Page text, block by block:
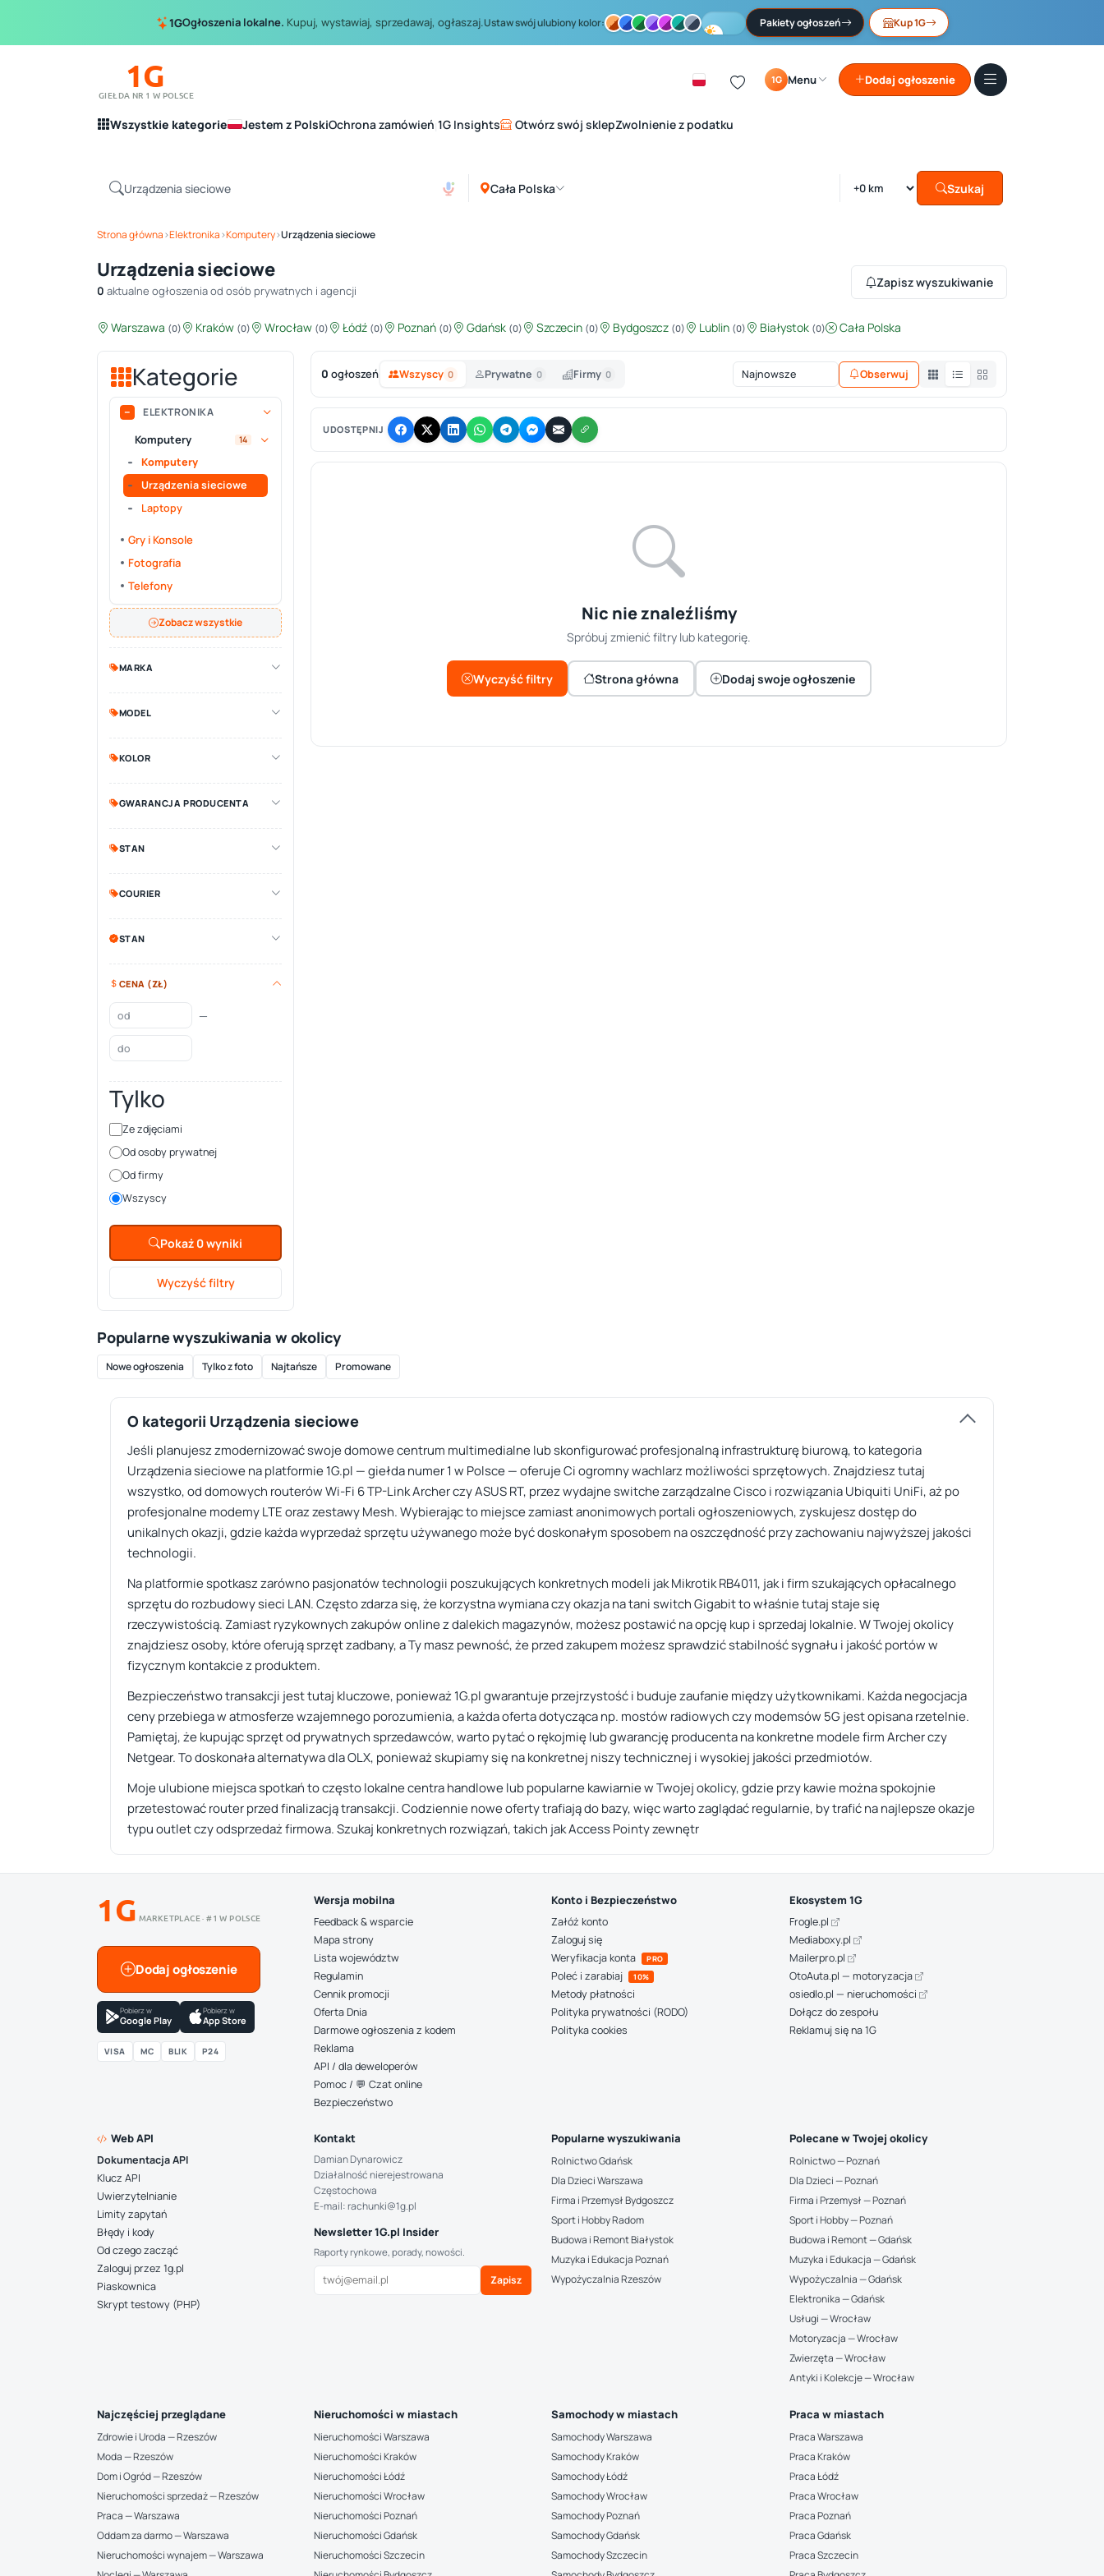
1GOgłoszenia lokalne. Kupuj, wystawiaj, sprzedawaj, ogłaszaj.Ustaw swój ulubiony kolor: Pakiety ogłoszeń Kup 1G
1G
GIEŁDA NR 1 W POLSCE
1G Menu Dodaj ogłoszenie
Wszystkie kategorie Jestem z PolskiOchrona zamówień 1G Insights Otwórz swój sklepZwolnienie z podatku
Cała Polska Szukaj
Strona główna›Elektronika›Komputery›Urządzenia sieciowe
Urządzenia sieciowe
0 aktualne ogłoszenia od osób prywatnych i agencji
Zapisz wyszukiwanie
Warszawa (0) Kraków (0) Wrocław (0) Łódź (0) Poznań (0) Gdańsk (0) Szczecin (0) Bydgoszcz (0) Lublin (0) Białystok (0) Cała Polska
Kategorie
ELEKTRONIKA
Komputery 14
Komputery
Urządzenia sieciowe
Laptopy
Gry i Konsole
Fotografia
Telefony
Zobacz wszystkie
MARKA
MODEL
KOLOR
GWARANCJA PRODUCENTA
STAN
COURIER
STAN
CENA (ZŁ)
—
Tylko
Ze zdjęciami
Od osoby prywatnej
Od firmy
Wszyscy
Pokaż 0 wyniki
Wyczyść filtry
0 ogłoszeń Wszyscy 0 Prywatne 0 Firmy 0 Obserwuj
UDOSTĘPNIJ
Nic nie znaleźliśmy
Spróbuj zmienić filtry lub kategorię.
Wyczyść filtry Strona główna Dodaj swoje ogłoszenie
Popularne wyszukiwania w okolicy
Nowe ogłoszenia Tylko z foto Najtańsze Promowane
O kategorii Urządzenia sieciowe
Jeśli planujesz zmodernizować swoje domowe centrum multimedialne lub skonfigurować profesjonalną infrastrukturę biurową, to kategoria
Urządzenia sieciowe na platformie 1G.pl — giełda numer 1 w Polsce — oferuje Ci ogromny wachlarz możliwości sprzętowych. Znajdziesz tutaj
wszystko, od domowych routerów Wi-Fi 6 TP-Link Archer czy ASUS RT, przez wydajne switche zarządzalne Cisco i rozwiązania Ubiquiti UniFi, aż po
profesjonalne modemy LTE oraz zestawy Mesh. Wybierając to miejsce zamiast anonimowych portali ogłoszeniowych, zyskujesz dostęp do
unikalnych okazji, gdzie każda wyprzedaż sprzętu używanego może być doskonałym sposobem na oszczędność przy zachowaniu najwyższej jakości
technologii.
Na platformie spotkasz zarówno pasjonatów technologii poszukujących konkretnych modeli jak Mikrotik RB4011, jak i firm szukających opłacalnego
sprzętu do rozbudowy sieci LAN. Często zdarza się, że korzystna wymiana czy okazja na tani switch Gigabit to właśnie tutaj staje się
rzeczywistością. Zamiast ryzykownych zakupów online z dalekich magazynów, możesz postawić na opcję kup i sprzedaj lokalnie. W Twojej okolicy
znajdziesz osoby, które oferują sprzęt zadbany, a Ty masz pewność, że przed zakupem możesz sprawdzić stabilność sygnału i jakość portów w
fizycznym kontakcie z produktem.
Bezpieczeństwo transakcji jest tutaj kluczowe, ponieważ 1G.pl gwarantuje przejrzystość i buduje zaufanie między użytkownikami. Każda negocjacja
ceny przebiega w atmosferze wzajemnego porozumienia, a każda oferta dotycząca np. mostów radiowych czy modemsów 5G jest opisana rzetelnie.
Pamiętaj, że kupując sprzęt od prywatnych sprzedawców, warto pytać o rękojmię lub gwarancję producenta na konkretne modele firm Archer czy
Netgear. To doskonała alternatywa dla OLX, ponieważ skupiamy się na konkretnej niszy technicznej i wysokiej jakości przedmiotów.
Moje ulubione miejsca spotkań to często lokalne centra handlowe lub popularne kawiarnie w Twojej okolicy, gdzie przy kawie można spokojnie
przetestować router przed finalizacją transakcji. Codziennie nowe oferty trafiają do bazy, więc warto zaglądać regularnie, by trafić na najlepsze okazje
typu outlet czy odsprzedaż firmowa. Szukaj konkretnych rozwiązań, takich jak Access Pointy zewnętr
1G MARKETPLACE · #1 W POLSCE
Dodaj ogłoszenie
Pobierz w
Google Play
Pobierz w
App Store
VISA MC BLIK P24
Wersja mobilna
Feedback & wsparcie
Mapa strony
Lista województw
Regulamin
Cennik promocji
Oferta Dnia
Darmowe ogłoszenia z kodem
Reklama
API / dla deweloperów
Pomoc / 💬 Czat online
Bezpieczeństwo
Konto i Bezpieczeństwo
Załóż konto
Zaloguj się
Weryfikacja konta
PRO
Poleć i zarabiaj 10%
Metody płatności
Polityka prywatności (RODO)
Polityka cookies
Ekosystem 1G
Frogle.pl
Mediaboxy.pl
Mailerpro.pl
OtoAuta.pl — motoryzacja
osiedlo.pl — nieruchomości
Dołącz do zespołu
Reklamuj się na 1G
Web API
Dokumentacja API
Klucz API
Uwierzytelnianie
Limity zapytań
Błędy i kody
Od czego zacząć
Zaloguj przez 1g.pl
Piaskownica
Skrypt testowy (PHP)
Kontakt
Damian Dynarowicz
Działalność nierejestrowana
Częstochowa
E-mail: rachunki@1g.pl
Newsletter 1G.pl Insider
Raporty rynkowe, porady, nowości.
Zapisz
Popularne wyszukiwania
Rolnictwo Gdańsk
Dla Dzieci Warszawa
Firma i Przemysł Bydgoszcz
Sport i Hobby Radom
Budowa i Remont Białystok
Muzyka i Edukacja Poznań
Wypożyczalnia Rzeszów
Polecane w Twojej okolicy
Rolnictwo — Poznań
Dla Dzieci — Poznań
Firma i Przemysł — Poznań
Sport i Hobby — Poznań
Budowa i Remont — Gdańsk
Muzyka i Edukacja — Gdańsk
Wypożyczalnia — Gdańsk
Elektronika — Gdańsk
Usługi — Wrocław
Motoryzacja — Wrocław
Zwierzęta — Wrocław
Antyki i Kolekcje — Wrocław
Najczęściej przeglądane
Zdrowie i Uroda — Rzeszów
Moda — Rzeszów
Dom i Ogród — Rzeszów
Nieruchomości sprzedaż — Rzeszów
Praca — Warszawa
Oddam za darmo — Warszawa
Nieruchomości wynajem — Warszawa
Nieruchomości w miastach
Nieruchomości Warszawa
Nieruchomości Kraków
Nieruchomości Łódź
Nieruchomości Wrocław
Nieruchomości Poznań
Nieruchomości Gdańsk
Nieruchomości Szczecin
Samochody w miastach
Samochody Warszawa
Samochody Kraków
Samochody Łódź
Samochody Wrocław
Samochody Poznań
Samochody Gdańsk
Samochody Szczecin
Praca w miastach
Praca Warszawa
Praca Kraków
Praca Łódź
Praca Wrocław
Praca Poznań
Praca Gdańsk
Praca Szczecin